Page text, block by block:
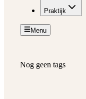
Praktijk
Menu
Nog geen tags